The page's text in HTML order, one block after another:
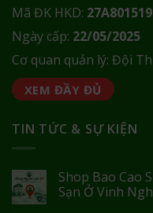
Mã ĐK HKD:
Ngày cấp: 22/05/2025
Cơ quan quản lý: Đội
XEM ĐẦY ĐỦ
TIN TỨC & SỰ KIỆN
Shop Bao Cao
Sạn Ở Vinh